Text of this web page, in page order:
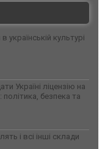
українській культурі
Україні ліцензію на
безпека та
і всі інші склади